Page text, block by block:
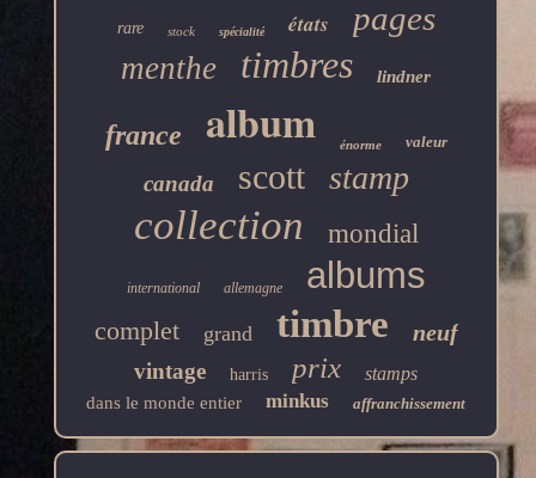
rare stock spécialité états pages
menthe timbres lindner
france album énorme valeur
canada scott stamp
collection mondial
international allemagne albums
complet grand timbre neuf
vintage harris prix stamps
dans le monde entier minkus affranchissement